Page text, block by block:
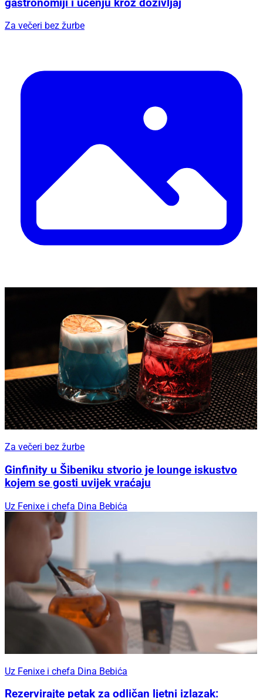
gastronomiji i učenju kroz doživljaj
Za večeri bez žurbe
Za večeri bez žurbe
Ginfinity u Šibeniku stvorio je lounge iskustvo
kojem se gosti uvijek vraćaju
Uz Fenixe i chefa Dina Bebića
Uz Fenixe i chefa Dina Bebića
Rezervirajte petak za odličan ljetni izlazak: